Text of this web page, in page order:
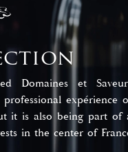
Domaines et
expérience
it is also being part of
in the center of